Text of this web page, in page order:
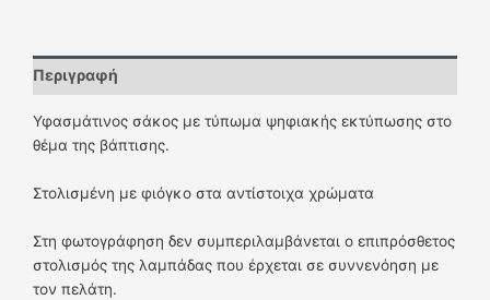
Περιγραφή
Υφασμάτινος σάκος με τύπωμα ψηφιακής εκτύπωσης στο
θέμα της βάπτισης.
Στολισμένη με φιόγκο στα αντίστοιχα χρώματα
Στη φωτογράφηση δεν συμπεριλαμβάνεται ο επιπρόσθετος
στολισμός της λαμπάδας που έρχεται σε συννενόηση με
τον πελάτη.